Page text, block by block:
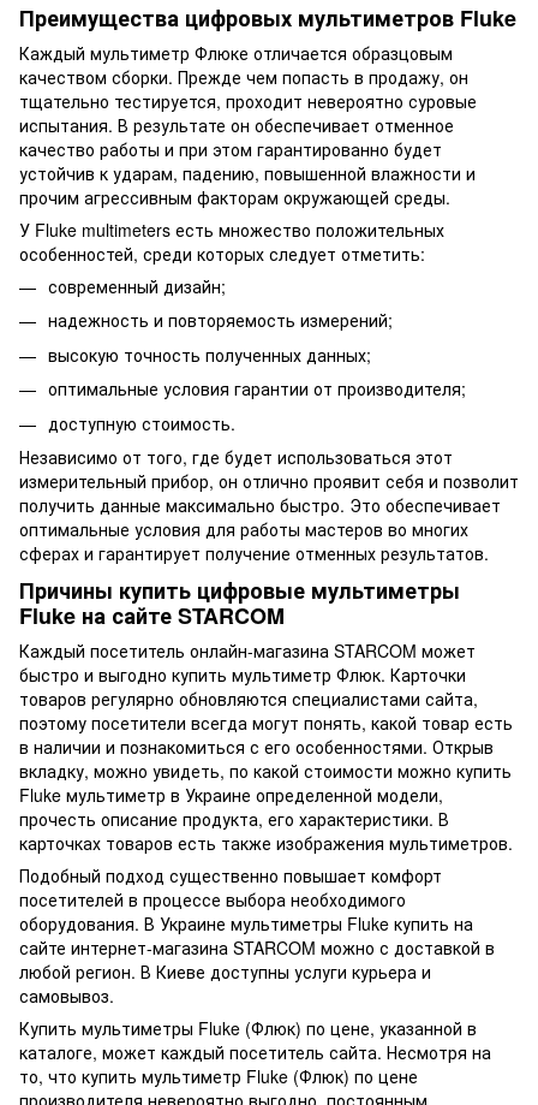
Преимущества цифровых мультиметров Fluke
Каждый мультиметр Флюке отличается образцовым
качеством сборки. Прежде чем попасть в продажу, он
тщательно тестируется, проходит невероятно суровые
испытания. В результате он обеспечивает отменное
качество работы и при этом гарантированно будет
устойчив к ударам, падению, повышенной влажности и
прочим агрессивным факторам окружающей среды.
У Fluke multimeters есть множество положительных
особенностей, среди которых следует отметить:
современный дизайн;
надежность и повторяемость измерений;
высокую точность полученных данных;
оптимальные условия гарантии от производителя;
доступную стоимость.
Независимо от того, где будет использоваться этот
измерительный прибор, он отлично проявит себя и позволит
получить данные максимально быстро. Это обеспечивает
оптимальные условия для работы мастеров во многих
сферах и гарантирует получение отменных результатов.
Причины купить цифровые мультиметры
Fluke на сайте STARCOM
Каждый посетитель онлайн-магазина STARCOM может
быстро и выгодно купить мультиметр Флюк. Карточки
товаров регулярно обновляются специалистами сайта,
поэтому посетители всегда могут понять, какой товар есть
в наличии и познакомиться с его особенностями. Открыв
вкладку, можно увидеть, по какой стоимости можно купить
Fluke мультиметр в Украине определенной модели,
прочесть описание продукта, его характеристики. В
карточках товаров есть также изображения мультиметров.
Подобный подход существенно повышает комфорт
посетителей в процессе выбора необходимого
оборудования. В Украине мультиметры Fluke купить на
сайте интернет-магазина STARCOM можно с доставкой в
любой регион. В Киеве доступны услуги курьера и
самовывоз.
Купить мультиметры Fluke (Флюк) по цене, указанной в
каталоге, может каждый посетитель сайта. Несмотря на
то, что купить мультиметр Fluke (Флюк) по цене